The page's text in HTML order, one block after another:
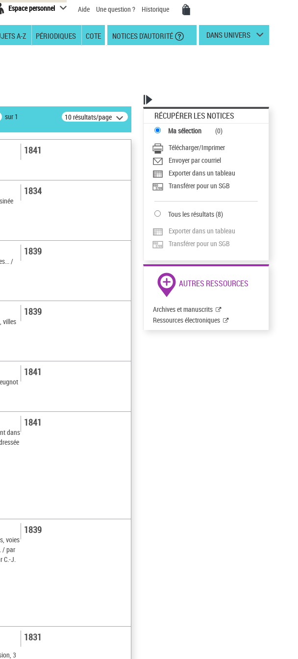
Espace personnel Aide Une question ? Historique
A-Z PÉRIODIQUES COTE NOTICES D'AUTORITÉ DANS UNIVERS
sur 1 10 résultats/page
1841
1834
/
1839
villes
1839
1841
dans
1841
voies
/ par
C.-J.
1839
3
1831
RÉCUPÉRER LES NOTICES
Ma sélection (0)
Télécharger/Imprimer
Envoyer par courriel
Exporter dans un tableau
Transférer pour un SGB
Tous les résultats(8)
Exporter dans un tableau
Transférer pour un SGB
AUTRES RESSOURCES
Archives et manuscrits
Ressources électroniques